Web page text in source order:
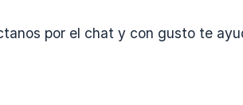
por el chat y con gusto te